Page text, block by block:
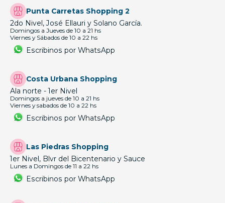
Punta Carretas Shopping 2
2do Nivel, José Ellauri y Solano García.
Domingos a Jueves de 10 a 21 hs
Viernes y Sábados de 10 a 22 hs
Escribinos por WhatsApp
Costa Urbana Shopping
Ala norte - 1er Nivel
Domingos a jueves de 10 a 21 hs
Viernes y sabados de 10 a 22 hs
Escribinos por WhatsApp
Las Piedras Shopping
1er Nivel, Blvr del Bicentenario y Sauce
Lunes a Domingos de 11 a 22 hs
Escribinos por WhatsApp